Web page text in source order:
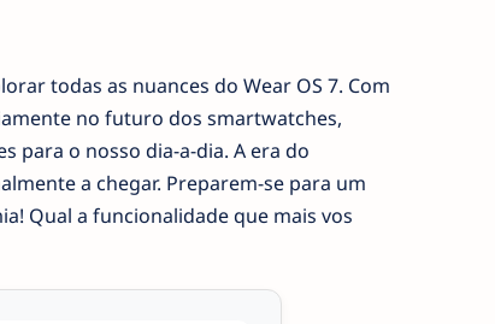
todas as nuances do Wear OS 7. Com
no futuro dos smartwatches,
para o nosso dia-a-dia. A era do
a chegar. Preparem-se para um
Qual a funcionalidade que mais vos